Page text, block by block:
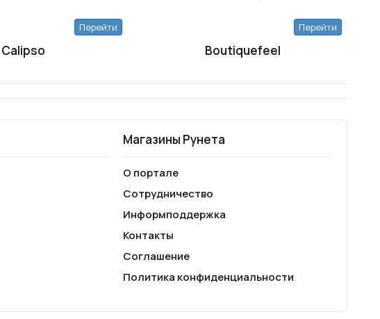
Calipso
Перейти
Boutiquefeel
Перейти
Магазины Рунета
О портале
Сотрудничество
Информподдержка
Контакты
Соглашение
Политика конфиденциальности